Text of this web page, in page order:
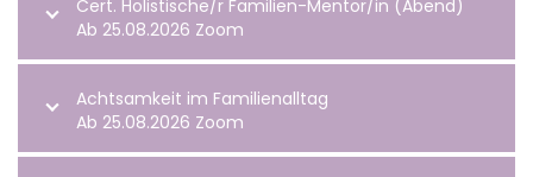
Cert. Holistische/r Familien-Mentor/in (Abend)
Ab 25.08.2026 Zoom
Achtsamkeit im Familienalltag
Ab 25.08.2026 Zoom